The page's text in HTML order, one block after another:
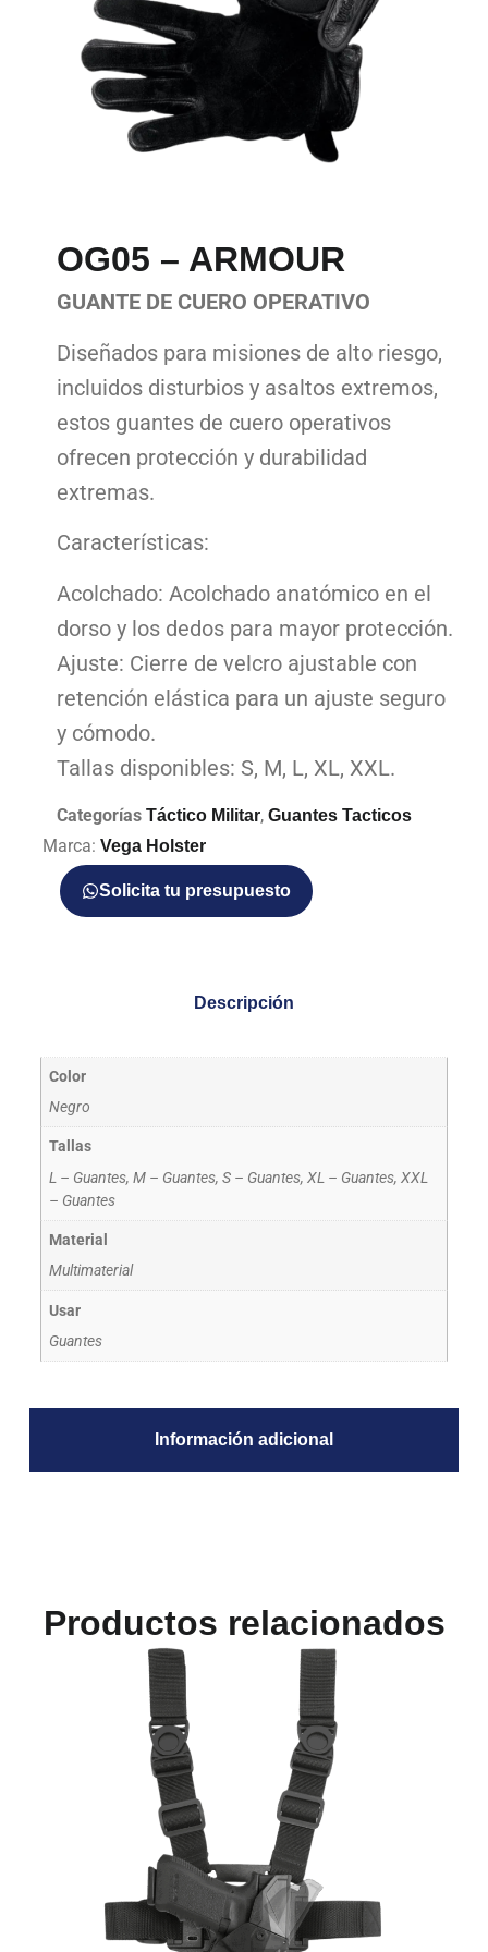
OG05 – ARMOUR
GUANTE DE CUERO OPERATIVO
Diseñados para misiones de alto riesgo,
incluidos disturbios y asaltos extremos,
estos guantes de cuero operativos
ofrecen protección y durabilidad
extremas.
Características:
Acolchado: Acolchado anatómico en el
dorso y los dedos para mayor protección.
Ajuste: Cierre de velcro ajustable con
retención elástica para un ajuste seguro
y cómodo.
Tallas disponibles: S, M, L, XL, XXL.
Categorías Táctico Militar, Guantes Tacticos
Marca: Vega Holster
Solicita tu presupuesto
Descripción
Información adicional
Color
Negro
Tallas
L – Guantes, M – Guantes, S – Guantes, XL – Guantes, XXL
– Guantes
Material
Multimaterial
Usar
Guantes
Productos relacionados